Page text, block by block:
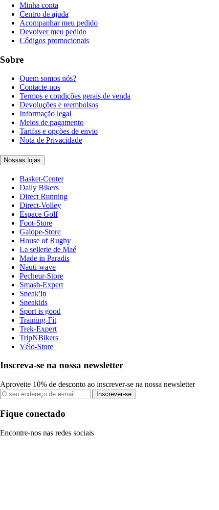
Minha conta
Centro de ajuda
Acompanhar meu pedido
Devolver meu pedido
Códigos promocionais
Sobre
Quem somos nós?
Contacte-nos
Termos e condições gerais de venda
Devoluções e reembolsos
Informação legal
Meios de pagamento
Tarifas e opções de envio
Nota de Privacidade
Nossas lojas
Basket-Center
Daily Bikers
Direct Running
Direct-Volley
Espace Golf
Foot-Store
Galope-Store
House of Rugby
La sellerie de Maé
Made in Paradis
Nauti-wave
Pecheur-Store
Smash-Expert
Sneak'In
Sneakids
Sport is good
Training-Fit
Trek-Expert
TripNBikers
Vélo-Store
Inscreva-se na nossa newsletter
Aproveite 10% de desconto ao inscrever-se na nossa newsletter
Inscrever-se
Fique conectado
Encontre-nos nas redes sociais